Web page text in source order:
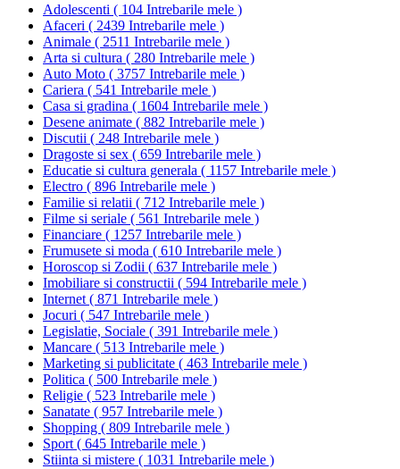
Adolescenti ( 104 Intrebarile mele )
Afaceri ( 2439 Intrebarile mele )
Animale ( 2511 Intrebarile mele )
Arta si cultura ( 280 Intrebarile mele )
Auto Moto ( 3757 Intrebarile mele )
Cariera ( 541 Intrebarile mele )
Casa si gradina ( 1604 Intrebarile mele )
Desene animate ( 882 Intrebarile mele )
Discutii ( 248 Intrebarile mele )
Dragoste si sex ( 659 Intrebarile mele )
Educatie si cultura generala ( 1157 Intrebarile mele )
Electro ( 896 Intrebarile mele )
Familie si relatii ( 712 Intrebarile mele )
Filme si seriale ( 561 Intrebarile mele )
Financiare ( 1257 Intrebarile mele )
Frumusete si moda ( 610 Intrebarile mele )
Horoscop si Zodii ( 637 Intrebarile mele )
Imobiliare si constructii ( 594 Intrebarile mele )
Internet ( 871 Intrebarile mele )
Jocuri ( 547 Intrebarile mele )
Legislatie, Sociale ( 391 Intrebarile mele )
Mancare ( 513 Intrebarile mele )
Marketing si publicitate ( 463 Intrebarile mele )
Politica ( 500 Intrebarile mele )
Religie ( 523 Intrebarile mele )
Sanatate ( 957 Intrebarile mele )
Shopping ( 809 Intrebarile mele )
Sport ( 645 Intrebarile mele )
Stiinta si mistere ( 1031 Intrebarile mele )